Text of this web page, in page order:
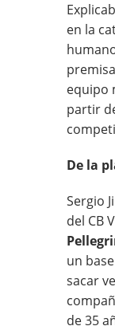
en la
equipo
partir
De la
Sergio
del CB
un
sacar
de 35